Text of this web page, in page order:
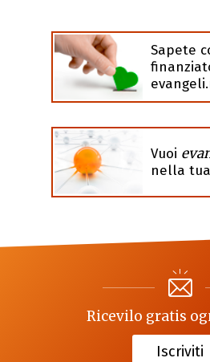
Sapete
Vuoi
nella
Ricevilo gratis
Iscriviti